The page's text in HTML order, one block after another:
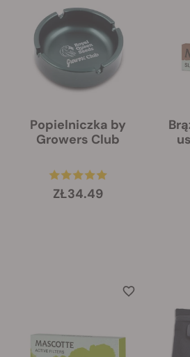
Popielniczka by
Growers Club
ZŁ34.49